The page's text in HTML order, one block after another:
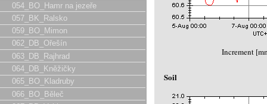
054_BO_Hamr na jezeře
057_BK_Ralsko
059_BO_Mimon
062_DB_Ořešín
063_DB_Rajhrad
064_DB_Kněžičky
065_BO_Kladruby
066_BO_Běleč
Increment
Soil